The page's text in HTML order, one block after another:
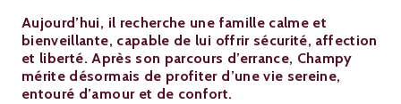
Aujourd’hui, il recherche une famille calme et
bienveillante, capable de lui offrir sécurité, affection
et liberté. Après son parcours d’errance, Champy
mérite désormais de profiter d’une vie sereine,
entouré d’amour et de confort.